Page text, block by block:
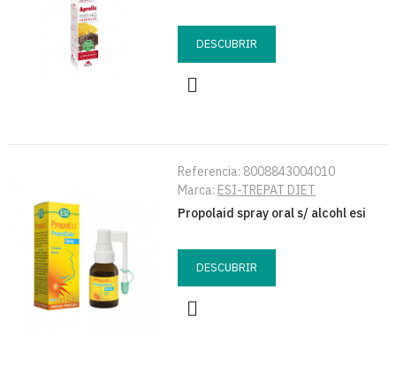
DESCUBRIR
Referencia: 8008843004010
Marca: ESI-TREPAT DIET
Propolaid spray oral s/ alcohl esi
DESCUBRIR